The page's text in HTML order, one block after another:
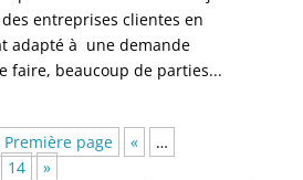
entreprises clientes en
adapté à une demande
faire, beaucoup de parties...
Première page «
…
14 »